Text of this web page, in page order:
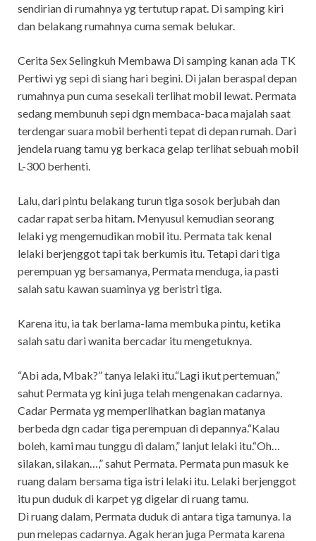
sendirian di rumahnya yg tertutup rapat. Di samping kiri
dan belakang rumahnya cuma semak belukar.
Cerita Sex Selingkuh Membawa Di samping kanan ada TK
Pertiwi yg sepi di siang hari begini. Di jalan beraspal depan
rumahnya pun cuma sesekali terlihat mobil lewat. Permata
sedang membunuh sepi dgn membaca-baca majalah saat
terdengar suara mobil berhenti tepat di depan rumah. Dari
jendela ruang tamu yg berkaca gelap terlihat sebuah mobil
L-300 berhenti.
Lalu, dari pintu belakang turun tiga sosok berjubah dan
cadar rapat serba hitam. Menyusul kemudian seorang
lelaki yg mengemudikan mobil itu. Permata tak kenal
lelaki berjenggot tapi tak berkumis itu. Tetapi dari tiga
perempuan yg bersamanya, Permata menduga, ia pasti
salah satu kawan suaminya yg beristri tiga.
Karena itu, ia tak berlama-lama membuka pintu, ketika
salah satu dari wanita bercadar itu mengetuknya.
“Abi ada, Mbak?” tanya lelaki itu.“Lagi ikut pertemuan,”
sahut Permata yg kini juga telah mengenakan cadarnya.
Cadar Permata yg memperlihatkan bagian matanya
berbeda dgn cadar tiga perempuan di depannya.“Kalau
boleh, kami mau tunggu di dalam,” lanjut lelaki itu.“Oh…
silakan, silakan…,” sahut Permata. Permata pun masuk ke
ruang dalam bersama tiga istri lelaki itu. Lelaki berjenggot
itu pun duduk di karpet yg digelar di ruang tamu.
Di ruang dalam, Permata duduk di antara tiga tamunya. Ia
pun melepas cadarnya. Agak heran juga Permata karena